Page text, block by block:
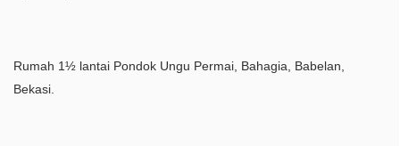
Rumah 1½ lantai Pondok Ungu Permai, Bahagia, Babelan,
Bekasi.